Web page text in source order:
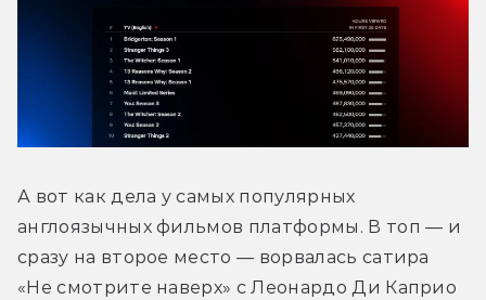
А вот как дела у самых популярных
англоязычных фильмов платформы. В топ — и
сразу на второе место — ворвалась сатира
«Не смотрите наверх» с Леонардо Ди Каприо